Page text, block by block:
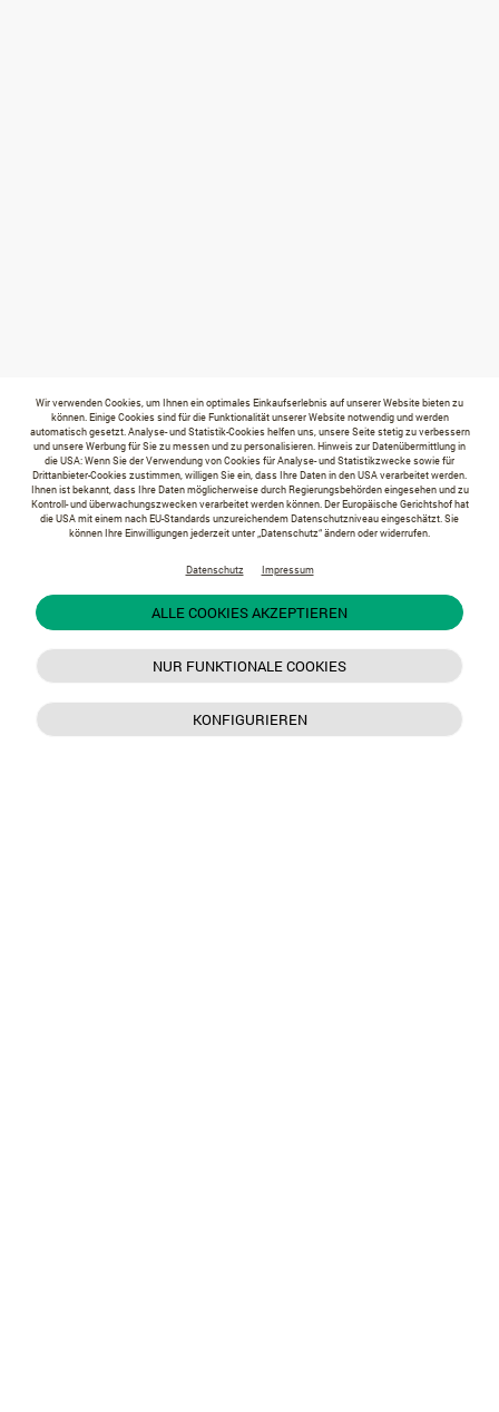
Wir verwenden Cookies, um Ihnen ein optimales Einkaufserlebnis auf unserer Website bieten zu
können. Einige Cookies sind für die Funktionalität unserer Website notwendig und werden
automatisch gesetzt. Analyse- und Statistik-Cookies helfen uns, unsere Seite stetig zu verbessern
und unsere Werbung für Sie zu messen und zu personalisieren. Hinweis zur Datenübermittlung in
die USA: Wenn Sie der Verwendung von Cookies für Analyse- und Statistikzwecke sowie für
Drittanbieter-Cookies zustimmen, willigen Sie ein, dass Ihre Daten in den USA verarbeitet werden.
Ihnen ist bekannt, dass Ihre Daten möglicherweise durch Regierungsbehörden eingesehen und zu
Kontroll- und überwachungszwecken verarbeitet werden können. Der Europäische Gerichtshof hat
die USA mit einem nach EU-Standards unzureichendem Datenschutzniveau eingeschätzt. Sie
können Ihre Einwilligungen jederzeit unter „Datenschutz“ ändern oder widerrufen.
Datenschutz Impressum
ALLE COOKIES AKZEPTIEREN
NUR FUNKTIONALE COOKIES
KONFIGURIEREN